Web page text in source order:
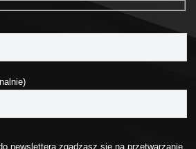
newslettera zgadzasz się na przetwarzanie